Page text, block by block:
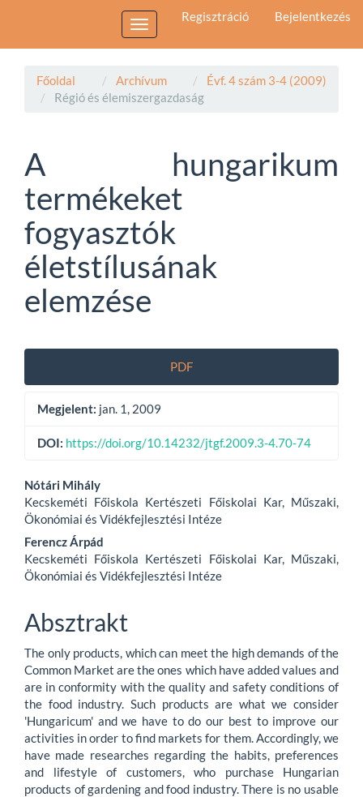
Sidebar
Regisztráció Bejelentkezés
Toggle
navigation
Főoldal Archívum
Évf. 4 szám 3-4 (2009)
Régió és élemiszergazdaság
A hungarikum
termékeket
fogyasztók
életstílusának
elemzése
Article
Sidebar
PDF
Megjelent: jan. 1, 2009
DOI: https://doi.org/10.14232/jtgf.2009.3-4.70-74
Main
Article
Content
Nótári Mihály
Kecskeméti Főiskola Kertészeti Főiskolai Kar, Műszaki,
Ökonómiai és Vidékfejlesztési Intéze
Ferencz Árpád
Kecskeméti Főiskola Kertészeti Főiskolai Kar, Műszaki,
Ökonómiai és Vidékfejlesztési Intéze
Absztrakt
The only products, which can meet the high demands of the
Common Market are the ones which have added values and
are in conformity with the quality and safety conditions of
the food industry. Such products are what we consider
'Hungaricum' and we have to do our best to improve our
activities in order to find markets for them. Accordingly, we
have made researches regarding the habits, preferences
and lifestyle of customers, who purchase Hungarian
products of gardening and food industry. There is no usable